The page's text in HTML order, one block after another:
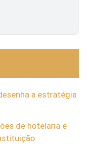
a estratégia
de hotelaria e